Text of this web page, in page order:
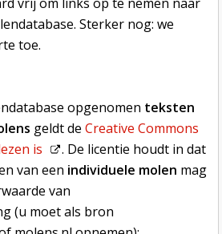
Sterker nog: we
toe.
opgenomen teksten
geldt de Creative Commons
is
. De licentie houdt in dat
van een individuele molen mag
van
(u moet als bron